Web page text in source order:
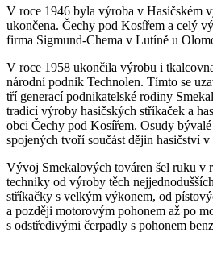
V roce 1946 byla výroba v Hasičském
ukončena. Čechy pod Kosířem a celý
firma Sigmund-Chema v Lutíně u
V roce 1958 ukončila výrobu i
národní podnik Technolen. Tímto se
tří generací podnikatelské rodiny
tradicí výroby hasičských stříkaček a
obci Čechy pod Kosířem. Osudy
spojených tvoří součást dějin hasičství
Vývoj Smekalových továren šel ruku v
techniky od výroby těch
stříkačky s velkým výkonem, od
a později motorovým pohonem až po
s odstředivými čerpadly s pohonem